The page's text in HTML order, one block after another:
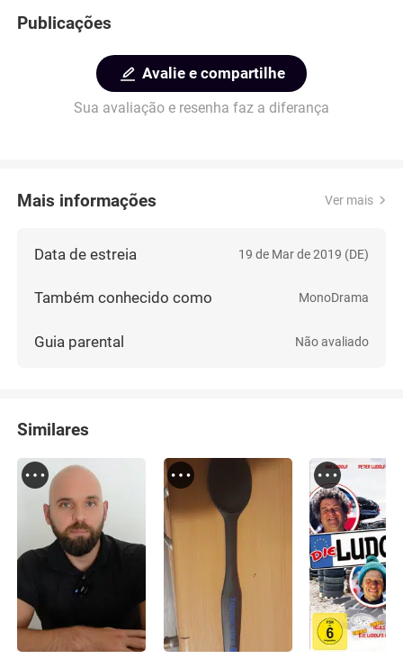
Publicações
Avalie e compartilhe
Sua avaliação e resenha faz a diferança
Mais informações Ver mais
Data de estreia 19 de Mar de 2019 (DE)
Também conhecido como MonoDrama
Guia parental Não avaliado
Similares